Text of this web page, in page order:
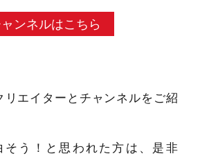
ンネルはこちら
リエイターとチャンネルをご紹
そう！と思われた方は、是非